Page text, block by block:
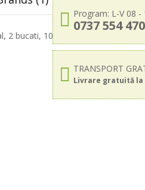
Program: L-V 08 -
0737 554 470
TRANSPORT
Livrare gratuită la
2 bucati, 1000 ml